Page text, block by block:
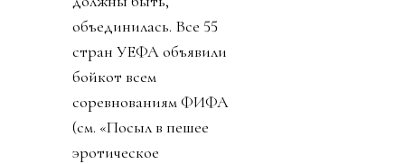
объединилась. Все 55
стран УЕФА объявили
бойкот всем
соревнованиям ФИФА
(см. «Посыл в пешее
эротическое